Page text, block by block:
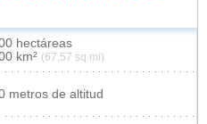
hectáreas
km² (67,57 sq mi)
metros de altitud